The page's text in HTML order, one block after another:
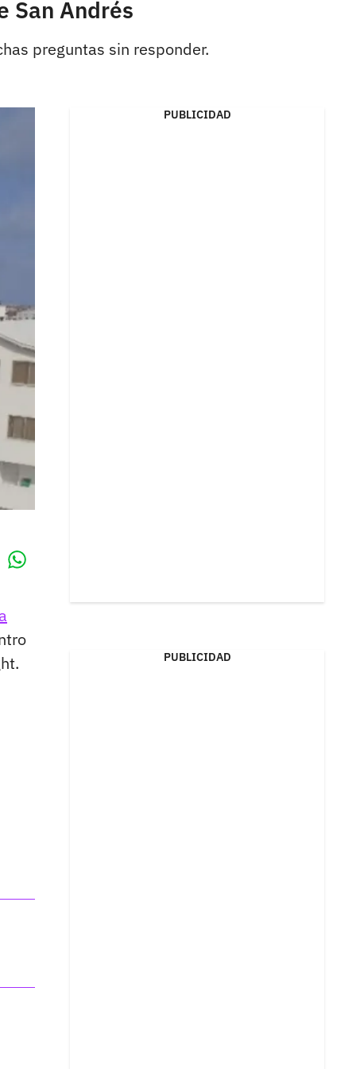
San Andrés
preguntas sin responder.
PUBLICIDAD
PUBLICIDAD